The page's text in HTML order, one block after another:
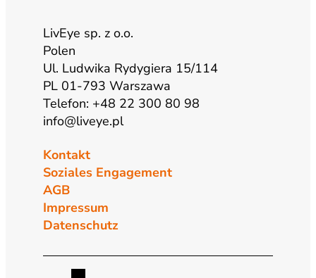
LivEye sp. z o.o.
Polen
Ul. Ludwika Rydygiera 15/114
PL 01-793 Warszawa
Telefon: +48 22 300 80 98
info@liveye.pl
Kontakt
Soziales Engagement
AGB
Impressum
Datenschutz